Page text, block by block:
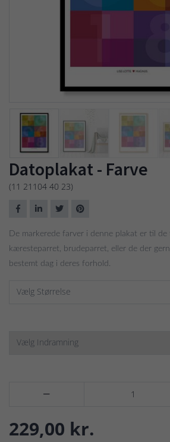
Datoplakat - Farve
(11 21104 40 23)
De markerede farver i denne plakat er til de
kæresteparret, brudeparret, eller de der
bestemt dag i deres forhold.
Vælg Størrelse
Vælg Indramning

229,00 kr.